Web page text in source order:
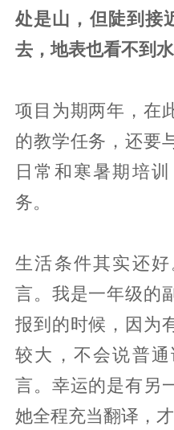
处是山，但陡到接
去，地表也看不到水
项目为期两年，在
的教学任务，还要
日常和寒暑期培
务。
生活条件其实还
言。我是一年级的
报到的时候，因为
较大，不会说普
言。幸运的是有另
她全程充当翻译，